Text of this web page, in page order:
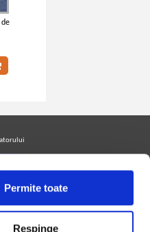
Permite toate
Respinge
de
cu